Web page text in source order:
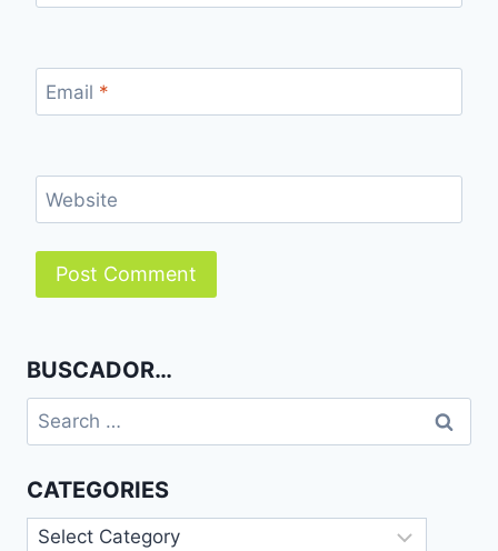
Email *
Website
BUSCADOR…
Search
for:
CATEGORIES
Categories